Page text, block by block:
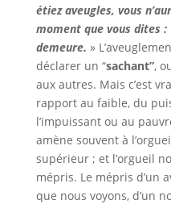
étiez aveugles, vous
moment que vous dites :
demeure. »
déclarer un “sachant”,
aux autres. Mais c’est
rapport au faible, du
l’impuissant ou au
amène souvent à
supérieur ; et l’orgueil
mépris. Le mépris d’un
que nous voyons, d’un